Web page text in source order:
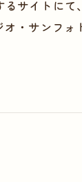
サイトに
・サンフ
い